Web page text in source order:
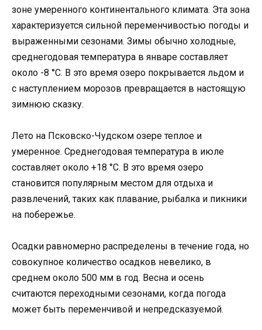
зоне умеренного континентального климата. Эта зона
характеризуется сильной переменчивостью погоды и
выраженными сезонами. Зимы обычно холодные,
среднегодовая температура в январе составляет
около -8 °C. В это время озеро покрывается льдом и
с наступлением морозов превращается в настоящую
зимнюю сказку.
Лето на Псковско-Чудском озере теплое и
умеренное. Среднегодовая температура в июле
составляет около +18 °C. В это время озеро
становится популярным местом для отдыха и
развлечений, таких как плавание, рыбалка и пикники
на побережье.
Осадки равномерно распределены в течение года, но
совокупное количество осадков невелико, в
среднем около 500 мм в год. Весна и осень
считаются переходными сезонами, когда погода
может быть переменчивой и непредсказуемой.